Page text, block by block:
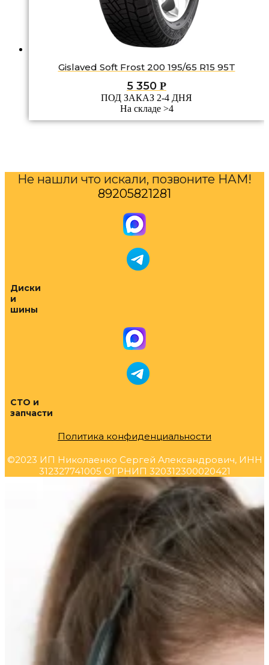
Gislaved Soft Frost 200 195/65 R15 95T
5 350 Р
ПОД ЗАКАЗ 2-4 ДНЯ
На складе >4
Не нашли что искали, позвоните НАМ!
89205821281
Диски
и
шины
СТО и
запчасти
Политика конфиденциальности
©2023 ИП Николаенко Сергей Александрович, ИНН
312327741005 ОГРНИП 320312300020421